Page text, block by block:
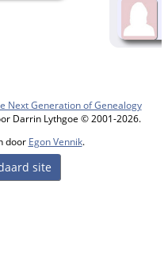
Next Generation of Genealogy
Darrin Lythgoe © 2001-2026.
door Egon Vennik.
site